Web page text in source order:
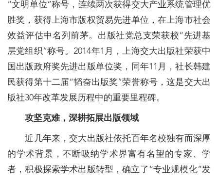
“文明单位”称号，连续两次获得交大产业系统管理优
胜奖，获得上海市版权贸易先进单位，在上海市社会
效益评估中名列前茅。出版社党总支荣获校“先进基
层党组织”称号。2014年1月，上海交大出版社荣获中
国出版政府奖先进出版单位奖，同年11月，社长韩建
民获得第十二届“韬奋出版奖”荣誉称号，这是交大出
版社30年改革发展历程中的重要里程碑。
攻坚克难，深耕拓展出版领域
近几年来，交大出版社依托百年名校独有而深厚
的学术背景，不断吸纳学术界富有名望的专家、学
者，积极探索学术出版转型，确立了“专业规模化”发